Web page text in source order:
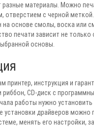
материалы. Можно
отверстием с черной меткой.
на основе смолы, воска или
печати зависит не только
основы.
принтер, инструкция и
риббон, CD-диск с
работы нужно установить
установки драйверов можно
менять его настройки,